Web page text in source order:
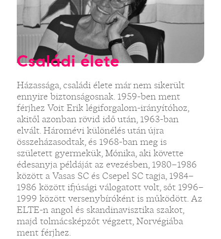
Családi élete
Házassága, családi élete már nem sikerült
ennyire biztonságosnak. 1959-ben ment
férjhez Voit Erik légiforgalom-irányítóhoz,
akitől azonban rövid idő után, 1963-ban
elvált. Háromévi különélés után újra
összeházasodtak, és 1968-ban meg is
született gyermekük, Mónika, aki követte
édesanyja példáját az evezésben, 1980–1986
között a Vasas SC és Csepel SC tagja, 1984–
1986 között ifjúsági válogatott volt, sőt 1996–
1999 között versenybíróként is működött. Az
ELTE-n angol és skandinavisztika szakot,
majd tolmácsképzőt végzett, Norvégiába
ment férjhez.